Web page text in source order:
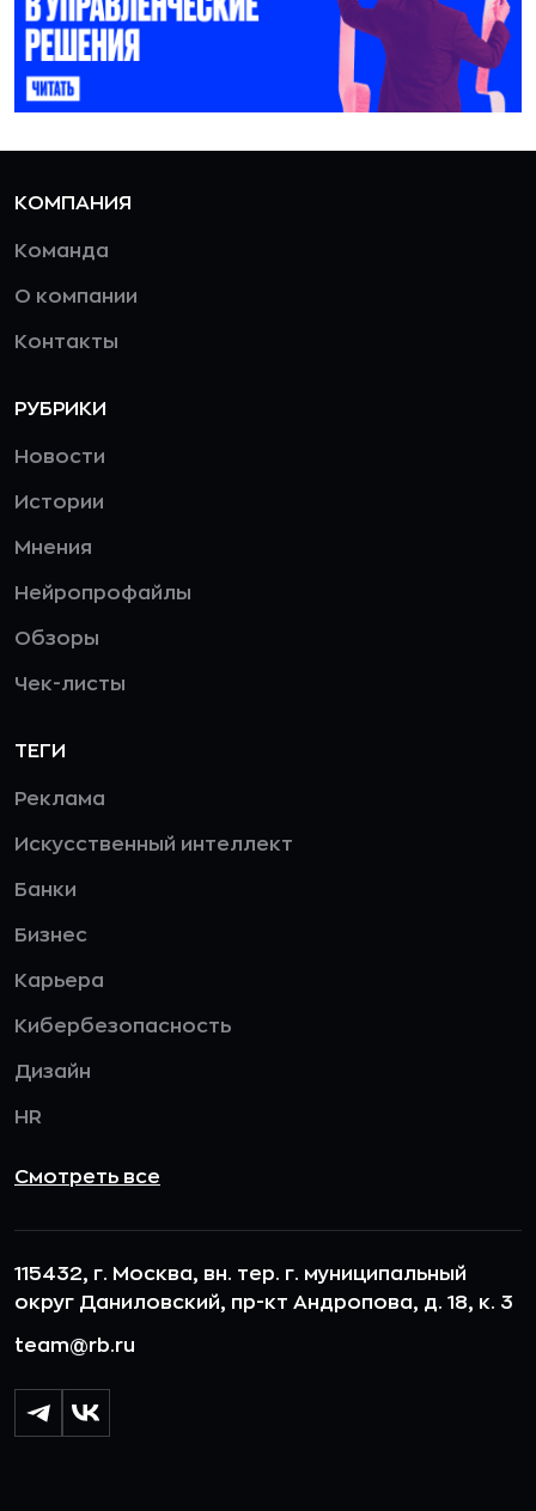
КОМПАНИЯ
Команда
О компании
Контакты
РУБРИКИ
Новости
Истории
Мнения
Нейропрофайлы
Обзоры
Чек-листы
ТЕГИ
Реклама
Искусственный интеллект
Банки
Бизнес
Карьера
Кибербезопасность
Дизайн
HR
Смотреть все
115432, г. Москва, вн. тер. г. муниципальный
округ Даниловский, пр-кт Андропова, д. 18, к. 3
team@rb.ru